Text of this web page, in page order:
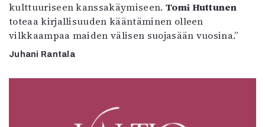
kulttuuriseen kanssakäymiseen. Tomi Huttunen
toteaa kirjallisuuden kääntäminen olleen
vilkkaampaa maiden välisen suojasään vuosina.”
Juhani Rantala